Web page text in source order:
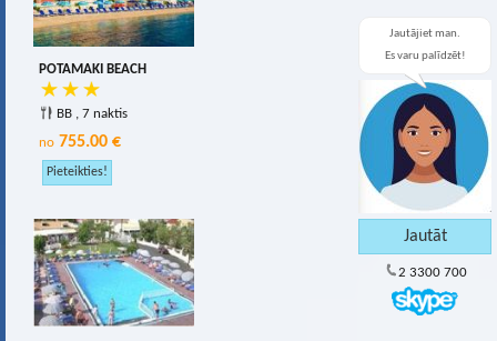
Jautājiet man.
Es varu palīdzēt!
2 3300 700
POTAMAKI BEACH
BB , 7 naktis
no 755.00 €